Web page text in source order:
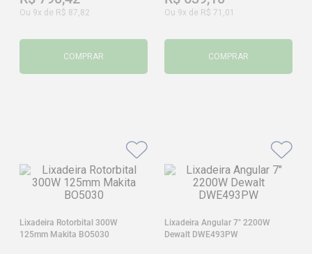
Ou 9x de R$ 87 82
COMPRAR
Ou 9x de R$ 71 01
COMPRAR
Lixadeira Rotorbital 300W
125mm Makita BO5030
Lixadeira Angular 7" 2200W
Dewalt DWE493PW